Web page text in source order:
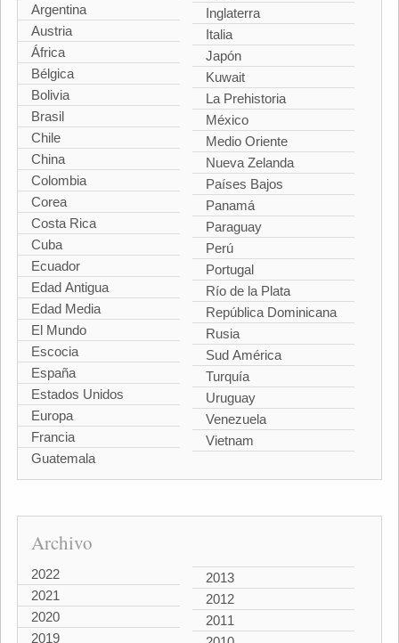
Argentina
Austria
África
Bélgica
Bolivia
Brasil
Chile
China
Colombia
Corea
Costa Rica
Cuba
Ecuador
Edad Antigua
Edad Media
El Mundo
Escocia
España
Estados Unidos
Europa
Francia
Guatemala
Inglaterra
Italia
Japón
Kuwait
La Prehistoria
México
Medio Oriente
Nueva Zelanda
Países Bajos
Panamá
Paraguay
Perú
Portugal
Río de la Plata
República Dominicana
Rusia
Sud América
Turquía
Uruguay
Venezuela
Vietnam
Archivo
2022
2021
2020
2019
2013
2012
2011